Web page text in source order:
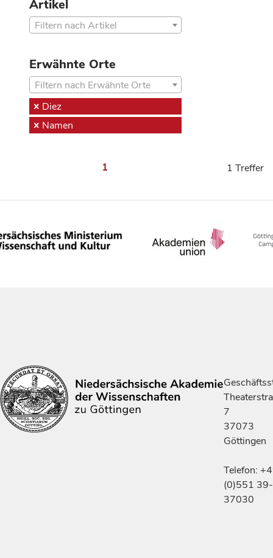
Artikel
Filtern nach Artikel
Erwähnte Orte
Filtern nach Erwähnte Orte
Diez
Namen
1 1 Treffer
7
37073
Göttingen
Telefon:
(0)551 39-
37030